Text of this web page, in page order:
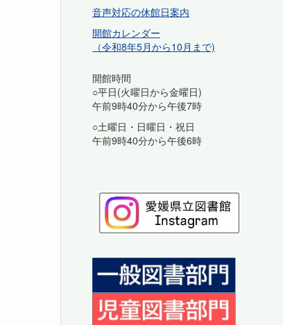
音声対応の休館日案内
開館カレンダー
（令和8年5月から10月まで)
開館時間
○平日(火曜日から金曜日)
午前9時40分から午後7時
○土曜日・日曜日・祝日
午前9時40分から午後6時